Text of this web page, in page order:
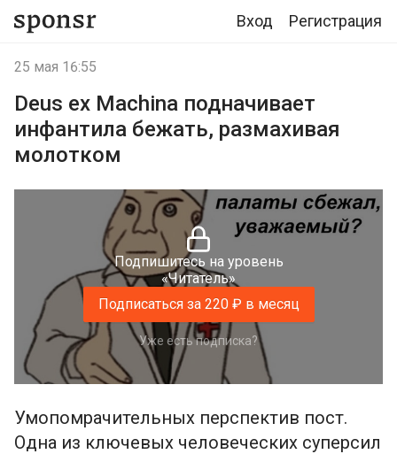
Вход Регистрация
25 мая 16:55
Deus ex Machina подначивает
инфантила бежать, размахивая
молотком
Подпишитесь на уровень
«Читатель»
Подписаться за 220 ₽ в месяц
Уже есть подписка?
Умопомрачительных перспектив пост.
Одна из ключевых человеческих суперсил